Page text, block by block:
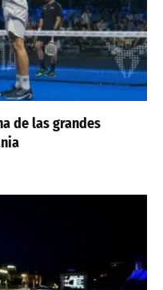
de las grandes